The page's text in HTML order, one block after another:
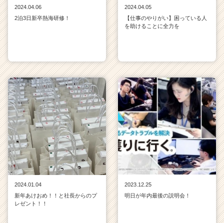
2024.04.06
2泊3日新卒熱海研修！
2024.04.05
【仕事のやりがい】困っている人
を助けることに全力を
2024.01.04
新年あけおめ！！と社長からのプ
レゼント！！
2023.12.25
明日が年内最後の説明会！